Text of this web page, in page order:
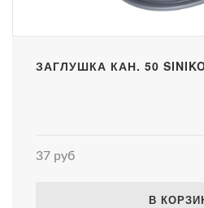
ЗАГЛУШКА КАН. 50
37 руб
В